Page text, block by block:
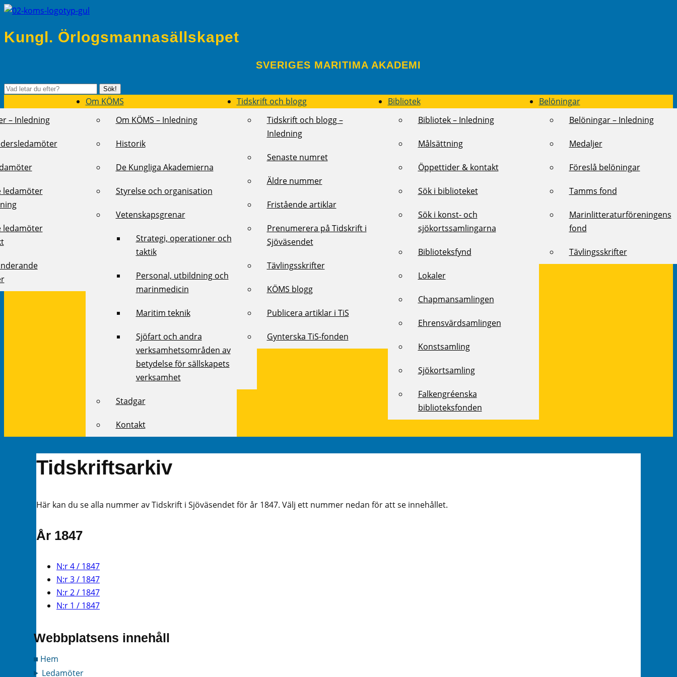
Kungl. Örlogsmannasällskapet
SVERIGES MARITIMA AKADEMI
Sök
Sök!
– Inledning
ledamöter
ledamöter
Om KÖMS
Om KÖMS – Inledning
Historik
De Kungliga Akademierna
Styrelse och organisation
Vetenskapsgrenar
Strategi, operationer och
taktik
Personal, utbildning och
marinmedicin
Maritim teknik
Sjöfart och andra
verksamhetsområden av
betydelse för sällskapets
verksamhet
Stadgar
Kontakt
Tidskrift och blogg
Tidskrift och blogg –
Inledning
Senaste numret
Äldre nummer
Fristående artiklar
Prenumerera på Tidskrift i
Sjöväsendet
Tävlingsskrifter
KÖMS blogg
Publicera artiklar i TiS
Gynterska TiS-fonden
Bibliotek
Bibliotek – Inledning
Målsättning
Öppettider & kontakt
Sök i biblioteket
Sök i konst- och
sjökortssamlingarna
Biblioteksfynd
Lokaler
Chapmansamlingen
Ehrensvärdsamlingen
Konstsamling
Sjökortsamling
Falkengréenska
biblioteksfonden
Belöningar
Belöningar – Inledning
Medaljer
Föreslå belöningar
Tamms fond
Marinlitteraturföreningens
fond
Tävlingsskrifter
Tidskriftsarkiv
Här kan du se alla nummer av Tidskrift i Sjöväsendet för år 1847. Välj ett nummer nedan för att se innehållet.
År 1847
N:r 4 / 1847
N:r 3 / 1847
N:r 2 / 1847
N:r 1 / 1847
Webbplatsens innehåll
Hem
Ledamöter